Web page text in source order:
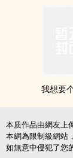
我想要
本质作品由網友上
本網為限制級網站
如無意中侵犯了您